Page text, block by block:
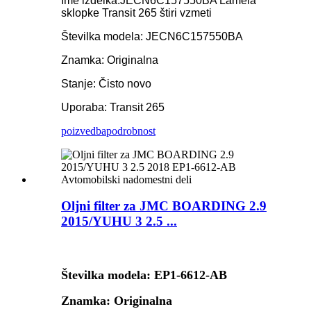
sklopke Transit 265 štiri vzmeti
Številka modela: JECN6C157550BA
Znamka: Originalna
Stanje: Čisto novo
Uporaba: Transit 265
poizvedbapodrobnost
Oljni filter za JMC BOARDING 2.9
2015/YUHU 3 2.5 ...
Številka modela: EP1-6612-AB
Znamka: Originalna